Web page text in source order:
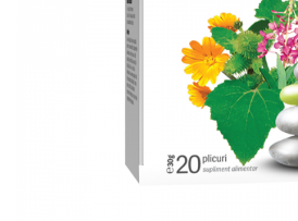
SUPLIMENTE MEMORIE SI
SUPLIMENTE POTENȚĂ
SUPLIMENTE PROSTATĂ
SUPLIMENTE VITAMINE ȘI